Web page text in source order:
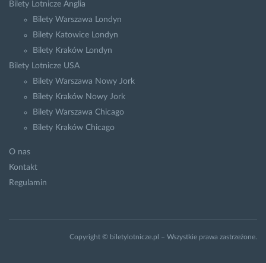
Bilety Lotnicze Anglia
Bilety Warszawa Londyn
Bilety Katowice Londyn
Bilety Kraków Londyn
Bilety Lotnicze USA
Bilety Warszawa Nowy Jork
Bilety Kraków Nowy Jork
Bilety Warszawa Chicago
Bilety Kraków Chicago
O nas
Kontakt
Regulamin
Copyright © biletylotnicze.pl – Wszystkie prawa zastrzeżone.